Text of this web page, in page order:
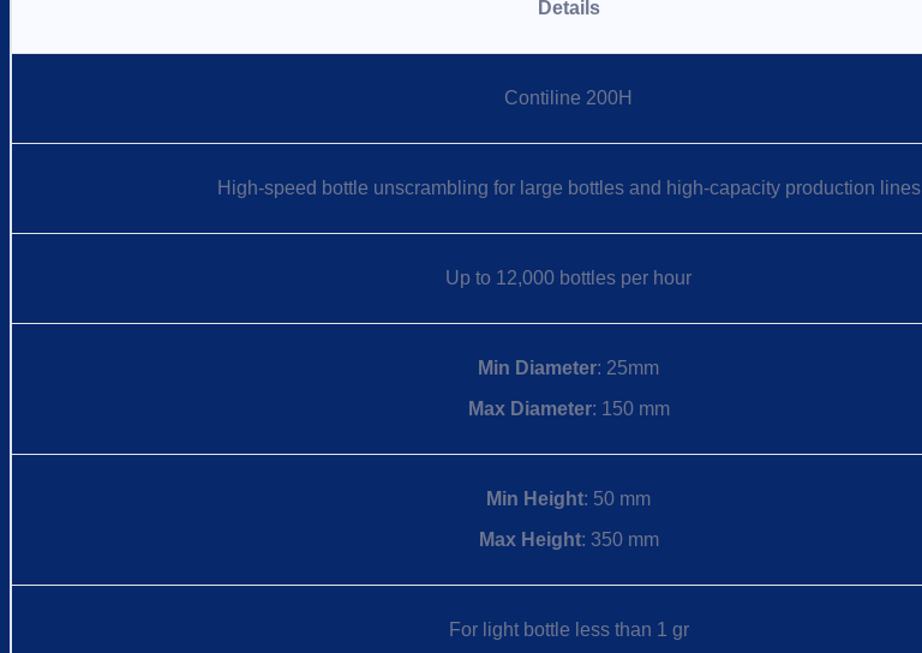
Details
Contiline 200H
High-speed bottle unscrambling for large bottles and high-capacity production lines
Up to 12,000 bottles per hour
Min Diameter: 25mm
Max Diameter: 150 mm
Min Height: 50 mm
Max Height: 350 mm
For light bottle less than 1 gr